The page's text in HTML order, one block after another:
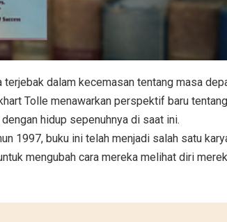
dalam kecemasan tentang masa
Tolle menawarkan perspektif baru tentang
hidup sepenuhnya di saat ini.
1997, buku ini telah menjadi salah satu
mengubah cara mereka melihat diri